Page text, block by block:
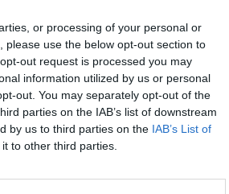
or processing of your personal or
use the below opt-out section to
out request is processed you may
information utilized by us or personal
out. You may separately opt-out of the
parties on the IAB’s list of downstream
by us to third parties on the IAB’s List of
to other third parties.